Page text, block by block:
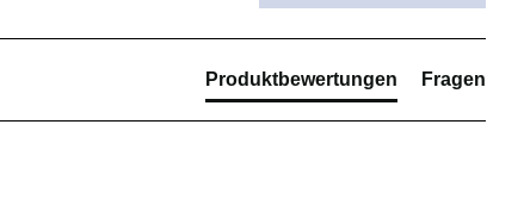
Produktbewertungen Fragen